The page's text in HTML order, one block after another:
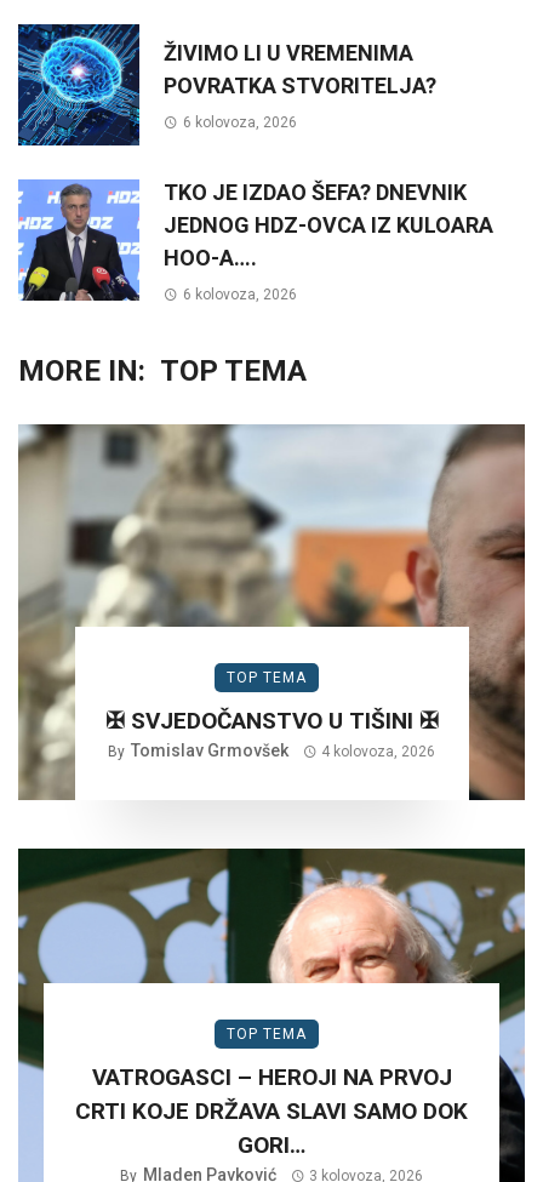
ŽIVIMO LI U VREMENIMA
POVRATKA STVORITELJA?
6 kolovoza, 2026
TKO JE IZDAO ŠEFA? DNEVNIK
JEDNOG HDZ-OVCA IZ KULOARA
HOO-A….
6 kolovoza, 2026
MORE IN: TOP TEMA
TOP TEMA
✠ SVJEDOČANSTVO U TIŠINI ✠
By Tomislav Grmovšek 4 kolovoza, 2026
TOP TEMA
VATROGASCI – HEROJI NA PRVOJ
CRTI KOJE DRŽAVA SLAVI SAMO DOK
GORI…
By Mladen Pavković 3 kolovoza, 2026